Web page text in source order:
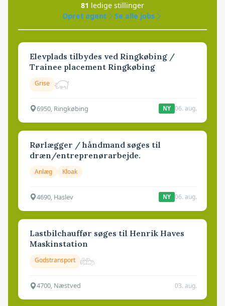
81 ledige stillinger
Opret agent
Se alle jobs
Elevplads tilbydes ved Ringkøbing /
Trainee placement Ringkøbing
Grise
6950, Ringkøbing NY 06. aug.
Rørlægger / håndmand søges til
dræn/entreprenørarbejde.
Anlæg Kloak
4690, Haslev NY 06. aug.
Lastbilchauffør søges til Henrik Haves
Maskinstation
Godstransport
4700, Næstved 03. aug.